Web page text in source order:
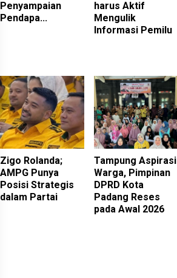
Penyampaian
Pendapa...
harus Aktif
Mengulik
Informasi Pemilu
Zigo Rolanda;
AMPG Punya
Posisi Strategis
dalam Partai
Tampung Aspirasi
Warga, Pimpinan
DPRD Kota
Padang Reses
pada Awal 2026